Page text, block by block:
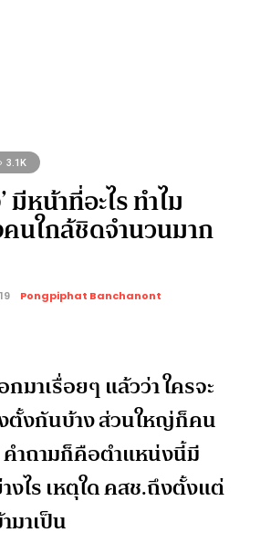
3.1K
มีหน้าที่อะไร ทำไม
นใกล้ชิดจำนวนมาก
Pongpiphat Banchanont
มาเรื่อยๆ แล้วว่า ใครจะ
ตั้งกันบ้าง ส่วนใหญ่ก็คน
ำถามก็คือตำแหน่งนี้มี
ไร เหตุใด คสช.ถึงตั้งแต่
มาเป็น